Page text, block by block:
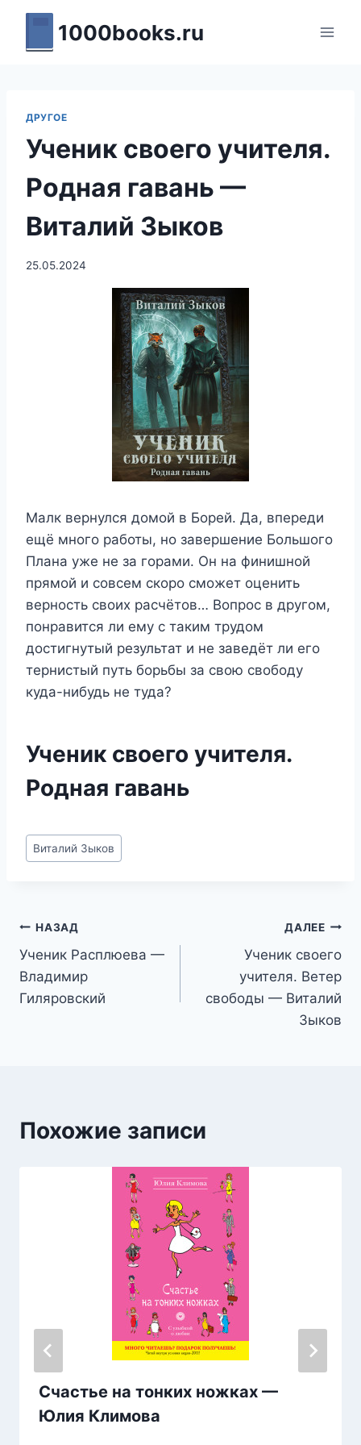
Перейти
содержимому
1000books.ru
ДРУГОЕ
Ученик своего учителя.
Родная гавань —
Виталий Зыков
25.05.2024
Малк вернулся домой в Борей. Да, впереди
ещё много работы, но завершение Большого
Плана уже не за горами. Он на финишной
прямой и совсем скоро сможет оценить
верность своих расчётов… Вопрос в другом,
понравится ли ему с таким трудом
достигнутый результат и не заведёт ли его
тернистый путь борьбы за свою свободу
куда-нибудь не туда?
Ученик своего учителя.
Родная гавань
Метки
записи:
Виталий Зыков
Навигация
по
записям
НАЗАД
Ученик Расплюева —
Владимир
Гиляровский
ДАЛЕЕ
Ученик своего
учителя. Ветер
свободы — Виталий
Зыков
Похожие записи
Счастье на тонких ножках —
Юлия Климова